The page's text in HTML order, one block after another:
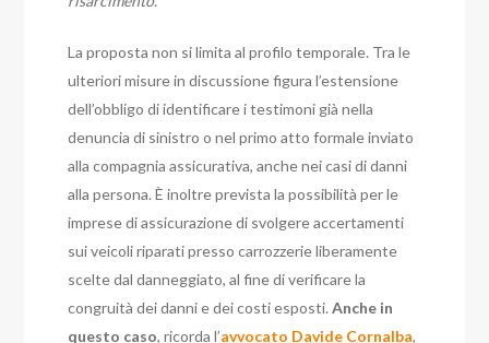
La proposta non si limita al profilo temporale. Tra le
ulteriori misure in discussione figura l’estensione
dell’obbligo di identificare i testimoni già nella
denuncia di sinistro o nel primo atto formale inviato
alla compagnia assicurativa, anche nei casi di danni
alla persona. È inoltre prevista la possibilità per le
imprese di assicurazione di svolgere accertamenti
sui veicoli riparati presso carrozzerie liberamente
scelte dal danneggiato, al fine di verificare la
congruità dei danni e dei costi esposti.Anche in
questo caso, ricorda l’avvocato Davide Cornalba,